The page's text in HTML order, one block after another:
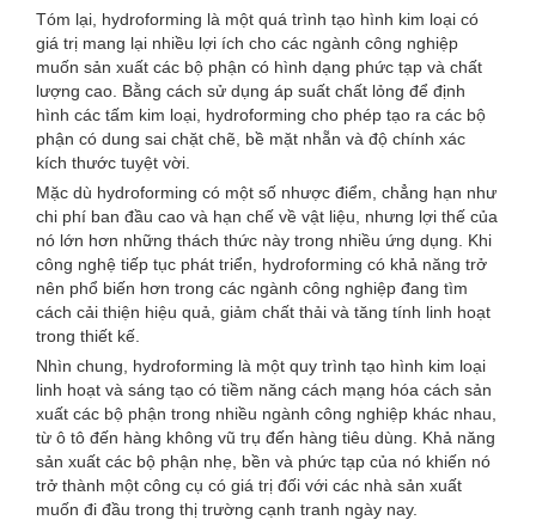
Tóm lại, hydroforming là một quá trình tạo hình kim loại có
giá trị mang lại nhiều lợi ích cho các ngành công nghiệp
muốn sản xuất các bộ phận có hình dạng phức tạp và chất
lượng cao. Bằng cách sử dụng áp suất chất lỏng để định
hình các tấm kim loại, hydroforming cho phép tạo ra các bộ
phận có dung sai chặt chẽ, bề mặt nhẵn và độ chính xác
kích thước tuyệt vời.
Mặc dù hydroforming có một số nhược điểm, chẳng hạn như
chi phí ban đầu cao và hạn chế về vật liệu, nhưng lợi thế của
nó lớn hơn những thách thức này trong nhiều ứng dụng. Khi
công nghệ tiếp tục phát triển, hydroforming có khả năng trở
nên phổ biến hơn trong các ngành công nghiệp đang tìm
cách cải thiện hiệu quả, giảm chất thải và tăng tính linh hoạt
trong thiết kế.
Nhìn chung, hydroforming là một quy trình tạo hình kim loại
linh hoạt và sáng tạo có tiềm năng cách mạng hóa cách sản
xuất các bộ phận trong nhiều ngành công nghiệp khác nhau,
từ ô tô đến hàng không vũ trụ đến hàng tiêu dùng. Khả năng
sản xuất các bộ phận nhẹ, bền và phức tạp của nó khiến nó
trở thành một công cụ có giá trị đối với các nhà sản xuất
muốn đi đầu trong thị trường cạnh tranh ngày nay.